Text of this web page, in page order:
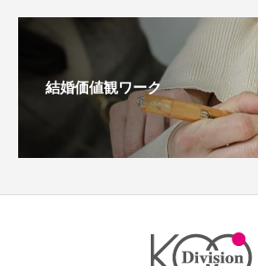
結婚価値観ワーク